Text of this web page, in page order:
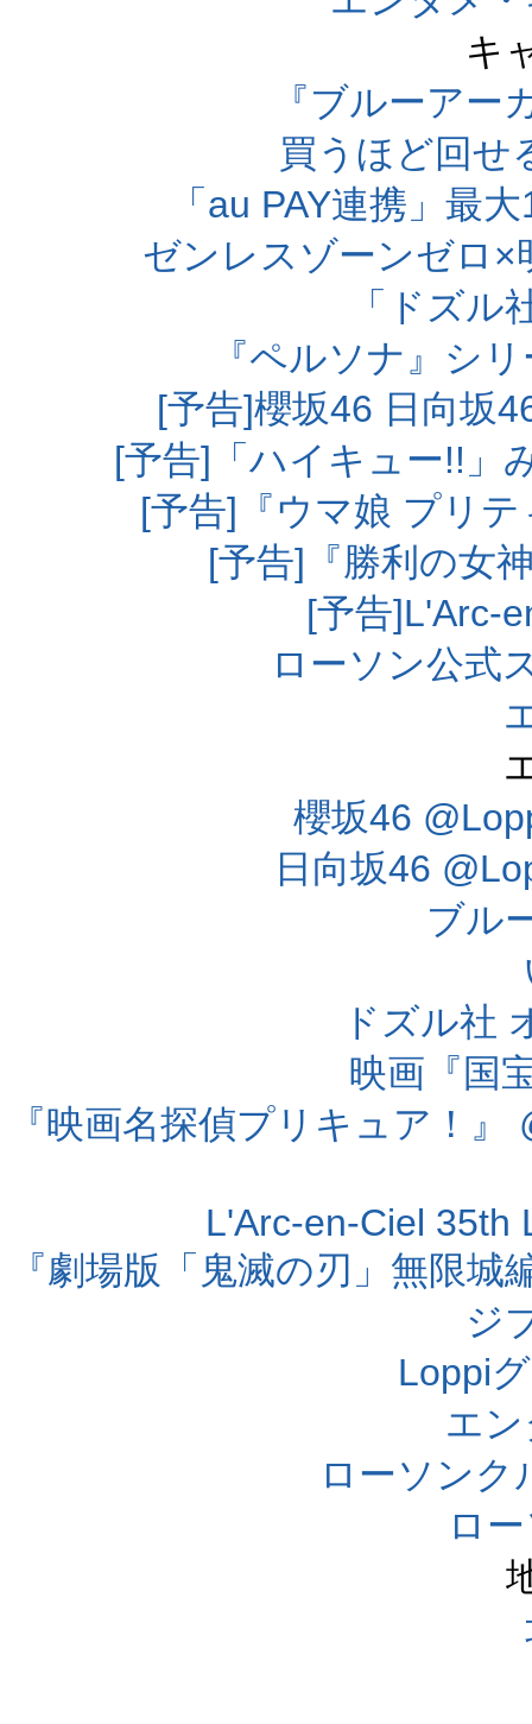
キ
『ブルーアー
買うほど回せ
「au PAY連携」最
ゼンレスゾーンゼロ
「ドズル
『ペルソナ』シ
[予告]櫻坂46 日向坂
[予告]「ハイキュー!!」
[予告]『ウマ娘 プリ
[予告]『勝利の女
[予告]L'Arc-
ローソン公式
櫻坂46
日向坂46
ブル
ドズル社
映画『国
『映画名探偵プリキュア！
L'Arc-en-Ciel 35th
『劇場版「鬼滅の刃」無限
ジ
Loppi
エ
ローソンク
ロ